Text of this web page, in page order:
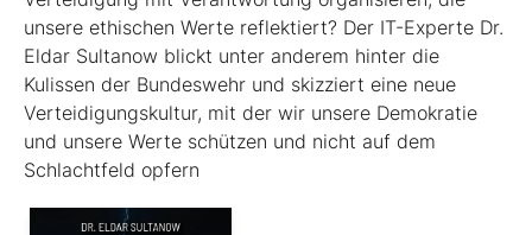
unsere ethischen Werte reflektiert? Der IT-Experte Dr.
Eldar Sultanow blickt unter anderem hinter die
Kulissen der Bundeswehr und skizziert eine neue
Verteidigungskultur, mit der wir unsere Demokratie
und unsere Werte schützen und nicht auf dem
Schlachtfeld opfern